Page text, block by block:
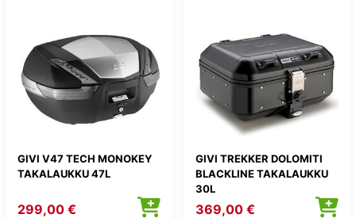
GIVI V47 TECH MONOKEY
TAKALAUKKU 47L
299,00 €
GIVI TREKKER DOLOMITI
BLACKLINE TAKALAUKKU
30L
369,00 €